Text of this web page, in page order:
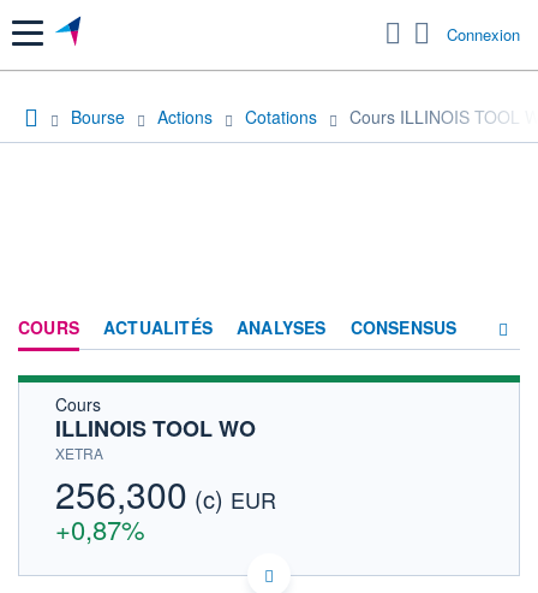
Menu Connexion
Bourse Actions Cotations Cours ILLINOIS TOOL
COURS ACTUALITÉS ANALYSES CONSENSUS
ACTIONNAIRES
Cours
ILLINOIS TOOL WO
XETRA
256,300 (c) EUR
+0,87%
US4523081093 ILT